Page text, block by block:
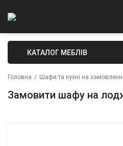
КАТАЛОГ МЕБЛІВ
Головна / Шафи та кухні на
Замовити шафу на